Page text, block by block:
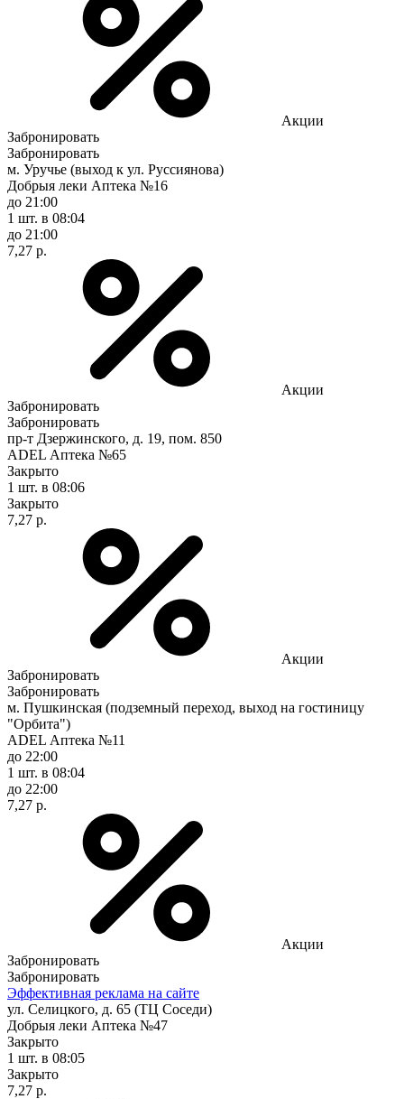
Акции
Забронировать
Забронировать
м. Уручье (выход к ул. Руссиянова)
Добрыя леки Аптека №16
до 21:00
1 шт. в 08:04
до 21:00
7,27 р.
Акции
Забронировать
Забронировать
пр-т Дзержинского, д. 19, пом. 850
ADEL Аптека №65
Закрыто
1 шт. в 08:06
Закрыто
7,27 р.
Акции
Забронировать
Забронировать
м. Пушкинская (подземный переход, выход на гостиницу
"Орбита")
ADEL Аптека №11
до 22:00
1 шт. в 08:04
до 22:00
7,27 р.
Акции
Забронировать
Забронировать
Эффективная реклама на сайте
ул. Селицкого, д. 65 (ТЦ Соседи)
Добрыя леки Аптека №47
Закрыто
1 шт. в 08:05
Закрыто
7,27 р.